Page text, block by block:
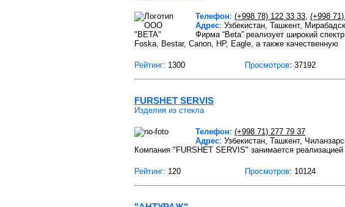
Телефон: (+998 78) 122 33 33, (+998
Адрес: Узбекистан, Ташкент,
Фирма “Beta” реализует широкий
Foska, Bestar, Canon, HP, Eagle, а также качественную
Рейтинг: 1300 Просмотров: 37192
FURSHET SERVIS
Изделия из стекла
Телефон: (+998 71) 277 79 37
Адрес: Узбекистан, Ташкент,
Компания "FURSHET SERVIS" занимается
Рейтинг: 120 Просмотров: 10124